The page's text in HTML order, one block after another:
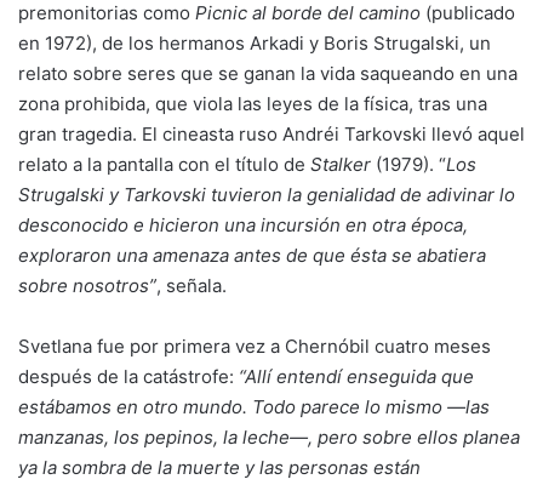
premonitorias como Picnic al borde del camino (publicado
en 1972), de los hermanos Arkadi y Boris Strugalski, un
relato sobre seres que se ganan la vida saqueando en una
zona prohibida, que viola las leyes de la física, tras una
gran tragedia. El cineasta ruso Andréi Tarkovski llevó aquel
relato a la pantalla con el título de Stalker (1979). “Los
Strugalski y Tarkovski tuvieron la genialidad de adivinar lo
desconocido e hicieron una incursión en otra época,
exploraron una amenaza antes de que ésta se abatiera
sobre nosotros”, señala.
Svetlana fue por primera vez a Chernóbil cuatro meses
después de la catástrofe: “Allí entendí enseguida que
estábamos en otro mundo. Todo parece lo mismo —las
manzanas, los pepinos, la leche—, pero sobre ellos planea
ya la sombra de la muerte y las personas están